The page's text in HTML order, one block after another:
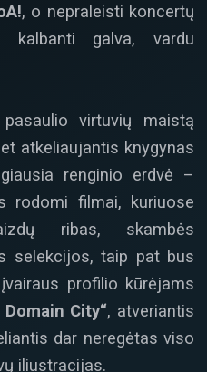
, o nepraleisti koncertų
kalbanti galva, vardu
virtuvių maistą
atkeliaujantis knygynas
renginio erdvė –
rodomi filmai, kuriuose
ribas, skambės
selekcijos, taip pat bus
profilio kūrėjams
Domain City“, atveriantis
dar neregėtas viso
iliustracijas.